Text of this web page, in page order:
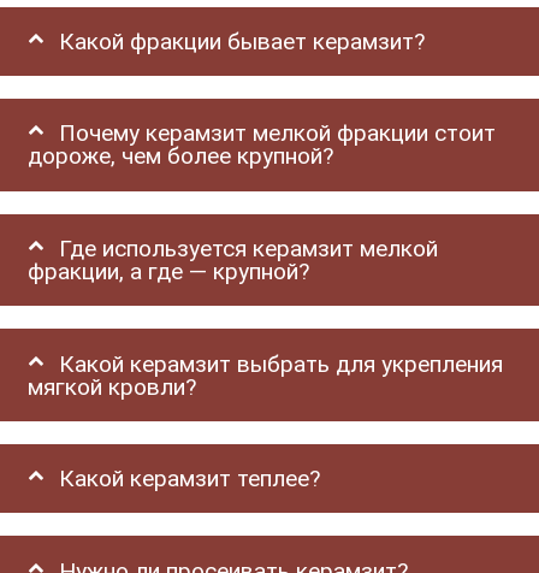
Какой фракции бывает керамзит?
Почему керамзит мелкой фракции стоит
дороже, чем более крупной?
Где используется керамзит мелкой
фракции, а где — крупной?
Какой керамзит выбрать для укрепления
мягкой кровли?
Какой керамзит теплее?